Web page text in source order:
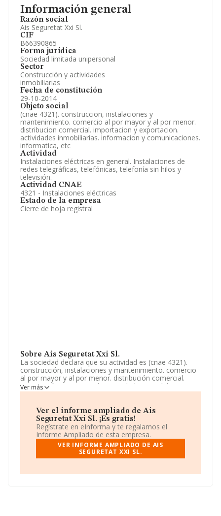
Información general
Razón social
Ais Seguretat Xxi Sl.
CIF
B66390865
Forma jurídica
Sociedad limitada unipersonal
Sector
Construcción y actividades
inmobiliarias
Fecha de constitución
29-10-2014
Objeto social
(cnae 4321). construccion, instalaciones y
mantenimiento. comercio al por mayor y al por menor.
distribucion comercial. importacion y exportacion.
actividades inmobiliarias. informacion y comunicaciones.
informatica, etc
Actividad
Instalaciones eléctricas en general. Instalaciones de
redes telegráficas, telefónicas, telefonía sin hilos y
televisión.
Actividad CNAE
4321 - Instalaciones eléctricas
Estado de la empresa
Cierre de hoja registral
Sobre Ais Seguretat Xxi Sl.
La sociedad declara que su actividad es (cnae 4321).
construcción, instalaciones y mantenimiento. comercio
al por mayor y al por menor. distribución comercial.
importación y exportación. actividades inmobiliarias.
informacion y comunicaciones. informática, etc. La
Tiene CNAE: 4321 - 'Instalaciones eléctricas'. La
compañía no tiene actividad en mercados exteriores.
La sociedadAis Seguretat Xxi S.L, con número de
identificación fiscal B66390865, está situada en Camino
Capellanets núm. 13 P. 4 Pta. 2, (08303), en el municipio
de Mataró, provincia de Barcelona, Cataluña.
En relación con el sector y disponiendo de los datos de
Ver más
Ver el informe ampliado de Ais
Seguretat Xxi Sl. ¡Es gratis!
Regístrate en eInforma y te regalamos el
Informe Ampliado de esta empresa.
VER INFORME AMPLIADO DE AIS
SEGURETAT XXI SL.
Información oficial y registral complementaria.